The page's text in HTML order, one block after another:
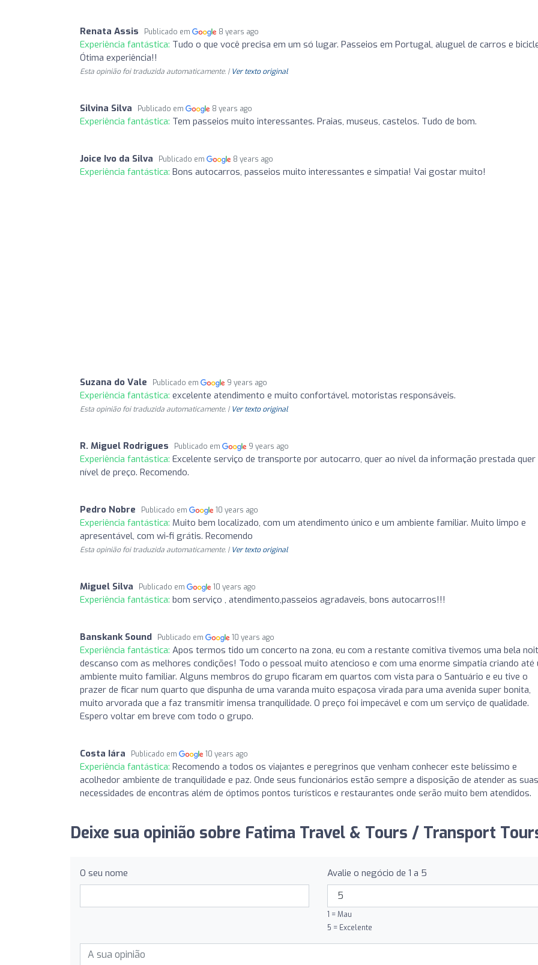
Renata Assis Publicado em 8 years ago
Experiência fantástica: Tudo o que você precisa em um só lugar. Passeios em Portugal, aluguel de carros e
Ótima experiência!!
Esta opinião foi traduzida automaticamente. | Ver texto original
Silvina Silva Publicado em 8 years ago
Experiência fantástica: Tem passeios muito interessantes. Praias, museus, castelos. Tudo de bom.
Joice Ivo da Silva Publicado em 8 years ago
Experiência fantástica: Bons autocarros, passeios muito interessantes e simpatia! Vai gostar muito!
Suzana do Vale Publicado em 9 years ago
Experiência fantástica: excelente atendimento e muito confortável. motoristas responsáveis.
Esta opinião foi traduzida automaticamente. | Ver texto original
R. Miguel Rodrigues Publicado em 9 years ago
Experiência fantástica: Excelente serviço de transporte por autocarro, quer ao nível da informação prestada quer
nível de preço. Recomendo.
Pedro Nobre Publicado em 10 years ago
Experiência fantástica: Muito bem localizado, com um atendimento único e um ambiente familiar. Muito limpo e
apresentável, com wi-fi grátis. Recomendo
Esta opinião foi traduzida automaticamente. | Ver texto original
Miguel Silva Publicado em 10 years ago
Experiência fantástica: bom serviço , atendimento,passeios agradaveis, bons autocarros!!!
Banskank Sound Publicado em 10 years ago
Experiência fantástica: Apos termos tido um concerto na zona, eu com a restante comitiva tivemos uma bela
descanso com as melhores condições! Todo o pessoal muito atencioso e com uma enorme simpatia criando até
ambiente muito familiar. Alguns membros do grupo ficaram em quartos com vista para o Santuário e eu tive o
prazer de ficar num quarto que dispunha de uma varanda muito espaçosa virada para uma avenida super bonita,
muito arvorada que a faz transmitir imensa tranquilidade. O preço foi impecável e com um serviço de qualidade.
Espero voltar em breve com todo o grupo.
Costa Iára Publicado em 10 years ago
Experiência fantástica: Recomendo a todos os viajantes e peregrinos que venham conhecer este belíssimo e
acolhedor ambiente de tranquilidade e paz. Onde seus funcionários estão sempre a disposição de atender as suas
necessidades de encontras além de óptimos pontos turísticos e restaurantes onde serão muito bem atendidos.
Deixe sua opinião sobre Fatima Travel & Tours / Transport
O seu nome Avalie o negócio de 1 a 5
1 = Mau
5 = Excelente